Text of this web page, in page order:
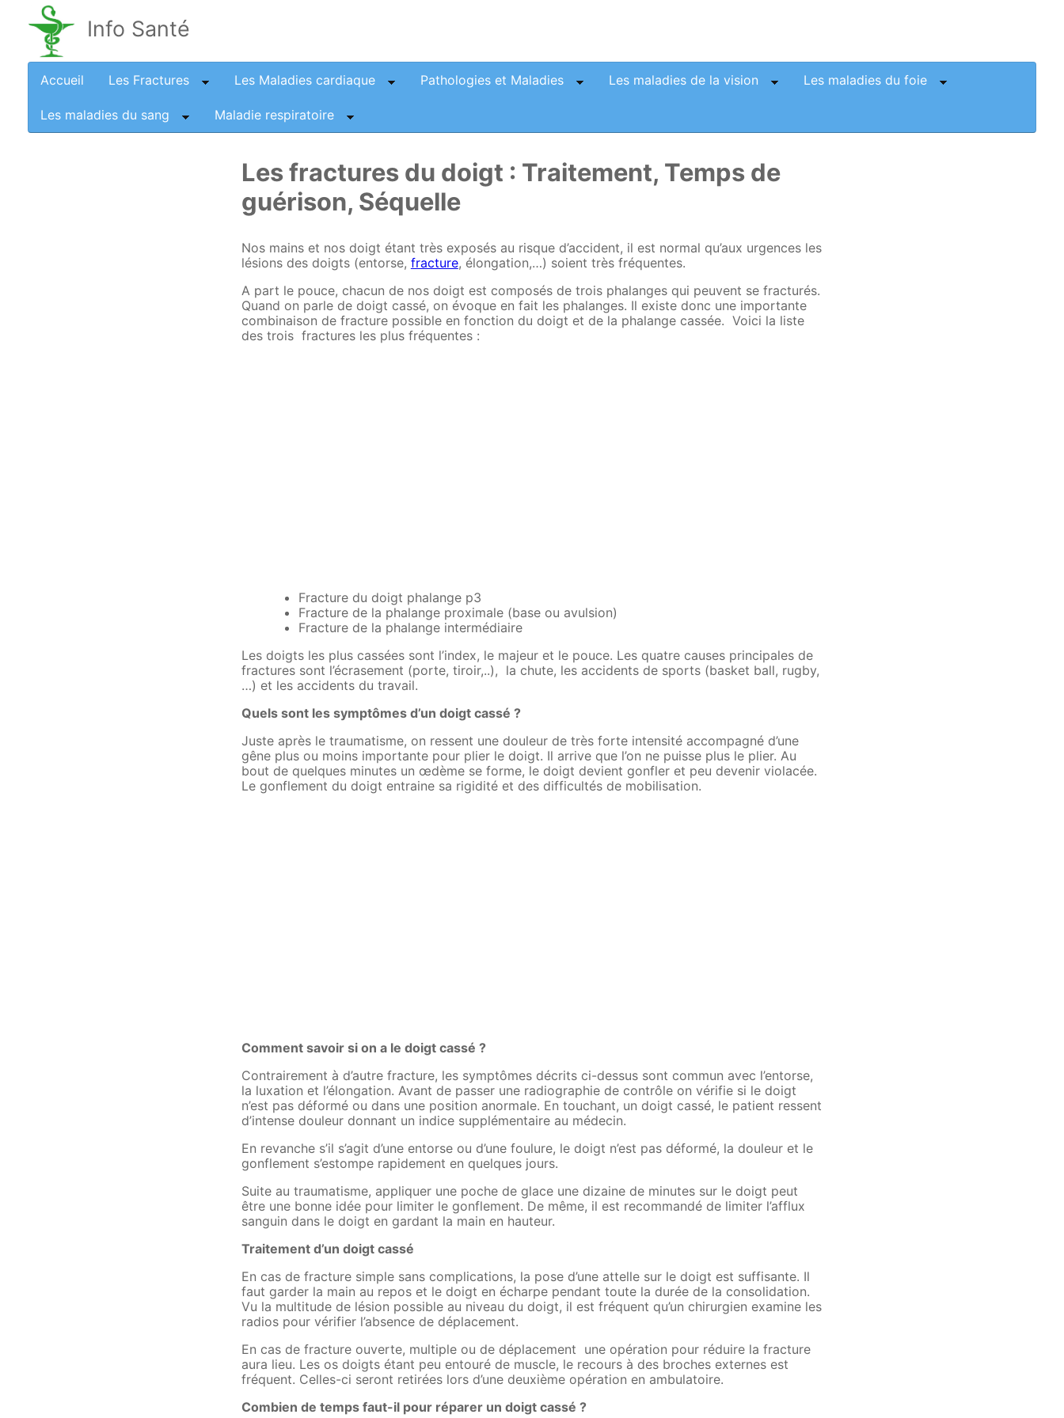
Info Santé
Accueil Les Fractures Les Maladies cardiaque Pathologies et Maladies Les maladies de la vision Les maladies du foie
Les maladies du sang Maladie respiratoire
Les fractures du doigt : Traitement, Temps de
guérison, Séquelle
Nos mains et nos doigt étant très exposés au risque d’accident, il est normal qu’aux urgences les
lésions des doigts (entorse, fracture, élongation,…) soient très fréquentes.
A part le pouce, chacun de nos doigt est composés de trois phalanges qui peuvent se fracturés.
Quand on parle de doigt cassé, on évoque en fait les phalanges. Il existe donc une importante
combinaison de fracture possible en fonction du doigt et de la phalange cassée. Voici la liste
des trois fractures les plus fréquentes :
Fracture du doigt phalange p3
Fracture de la phalange proximale (base ou avulsion)
Fracture de la phalange intermédiaire
Les doigts les plus cassées sont l’index, le majeur et le pouce. Les quatre causes principales de
fractures sont l’écrasement (porte, tiroir,..), la chute, les accidents de sports (basket ball, rugby,
…) et les accidents du travail.
Quels sont les symptômes d’un doigt cassé ?
Juste après le traumatisme, on ressent une douleur de très forte intensité accompagné d’une
gêne plus ou moins importante pour plier le doigt. Il arrive que l’on ne puisse plus le plier. Au
bout de quelques minutes un œdème se forme, le doigt devient gonfler et peu devenir violacée.
Le gonflement du doigt entraine sa rigidité et des difficultés de mobilisation.
Comment savoir si on a le doigt cassé ?
Contrairement à d’autre fracture, les symptômes décrits ci-dessus sont commun avec l’entorse,
la luxation et l’élongation. Avant de passer une radiographie de contrôle on vérifie si le doigt
n’est pas déformé ou dans une position anormale. En touchant, un doigt cassé, le patient ressent
d’intense douleur donnant un indice supplémentaire au médecin.
En revanche s’il s’agit d’une entorse ou d’une foulure, le doigt n’est pas déformé, la douleur et le
gonflement s’estompe rapidement en quelques jours.
Suite au traumatisme, appliquer une poche de glace une dizaine de minutes sur le doigt peut
être une bonne idée pour limiter le gonflement. De même, il est recommandé de limiter l’afflux
sanguin dans le doigt en gardant la main en hauteur.
Traitement d’un doigt cassé
En cas de fracture simple sans complications, la pose d’une attelle sur le doigt est suffisante. Il
faut garder la main au repos et le doigt en écharpe pendant toute la durée de la consolidation.
Vu la multitude de lésion possible au niveau du doigt, il est fréquent qu’un chirurgien examine les
radios pour vérifier l’absence de déplacement.
En cas de fracture ouverte, multiple ou de déplacement une opération pour réduire la fracture
aura lieu. Les os doigts étant peu entouré de muscle, le recours à des broches externes est
fréquent. Celles-ci seront retirées lors d’une deuxième opération en ambulatoire.
Combien de temps faut-il pour réparer un doigt cassé ?